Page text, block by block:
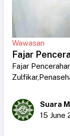
Wawasan
Fajar
Fajar
Suara
15 June